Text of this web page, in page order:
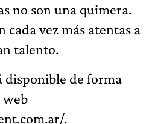
no son una quimera.
cada vez más atentas a
talento.
disponible de forma
web
.